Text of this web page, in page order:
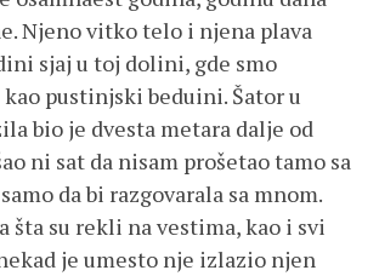
Njeno vitko telo i njena plava
sjaj u toj dolini, gde smo
pustinjski beduini. Šator u
bio je dvesta metara dalje od
ni sat da nisam prošetao tamo sa
da bi razgovarala sa mnom.
šta su rekli na vestima, kao i svi
je umesto nje izlazio njen